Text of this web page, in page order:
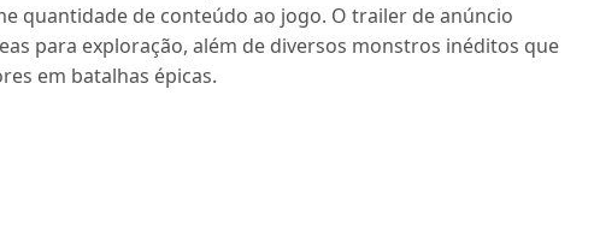
quantidade de conteúdo ao jogo. O trailer de anúncio
para exploração, além de diversos monstros inéditos que
em batalhas épicas.